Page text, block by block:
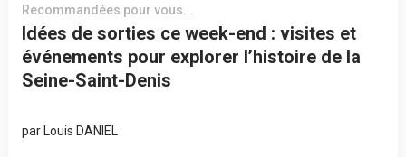
Recommandées pour vous...
Idées de sorties ce week-end : visites et
événements pour explorer l’histoire de la
Seine-Saint-Denis
par Louis DANIEL